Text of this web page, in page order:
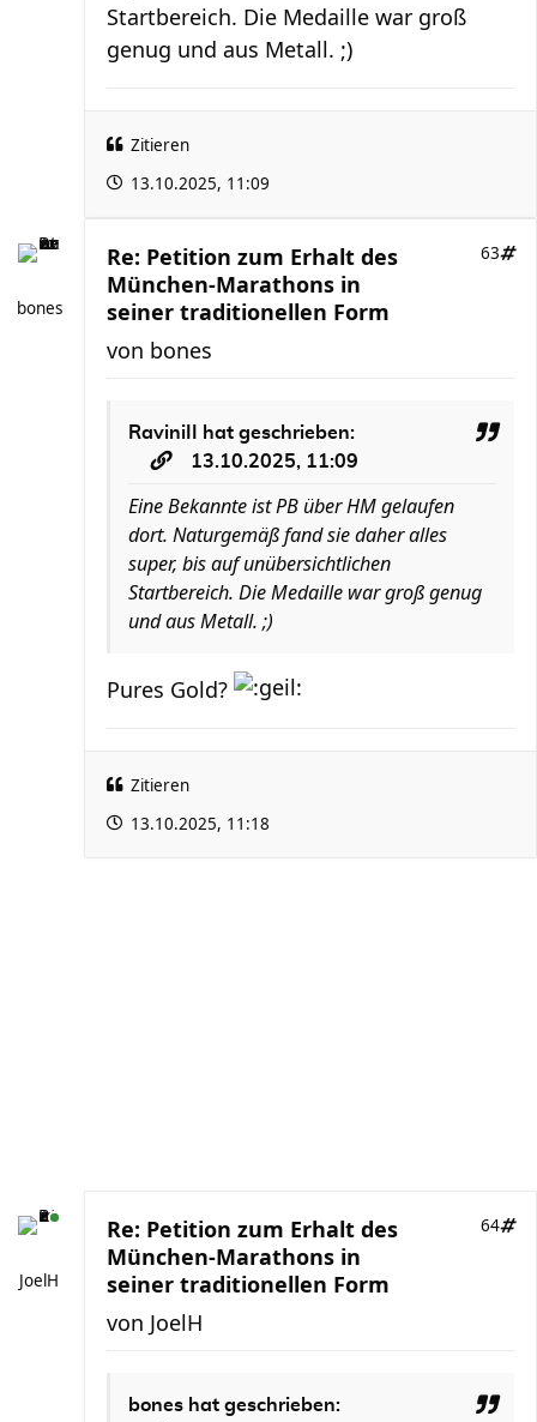
Startbereich. Die Medaille war groß
genug und aus Metall. ;)
Zitieren
13.10.2025, 11:09
bones
Re: Petition zum Erhalt des
München-Marathons in
seiner traditionellen Form
63
von bones
RaviniII
hat geschrieben:
13.10.2025, 11:09
Eine Bekannte ist PB über HM gelaufen
dort. Naturgemäß fand sie daher alles
super, bis auf unübersichtlichen
Startbereich. Die Medaille war groß genug
und aus Metall. ;)
Pures Gold?
Zitieren
13.10.2025, 11:18
JoelH
Re: Petition zum Erhalt des
München-Marathons in
seiner traditionellen Form
64
von JoelH
bones hat geschrieben: